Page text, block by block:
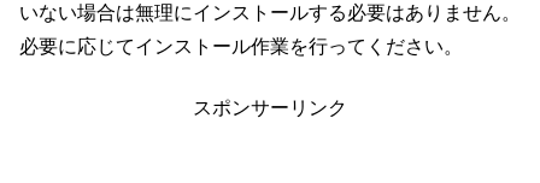
いない場合は無理にインストールする必要はありません。
必要に応じてインストール作業を行ってください。
スポンサーリンク